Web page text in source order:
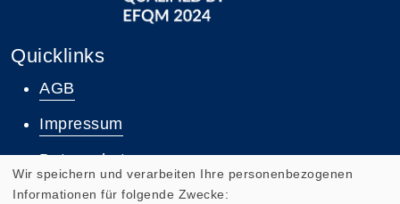
Quicklinks
AGB
Impressum
Datenschutz
Widerruf
Wir speichern und verarbeiten Ihre personenbezogenen
Informationen für folgende Zwecke: